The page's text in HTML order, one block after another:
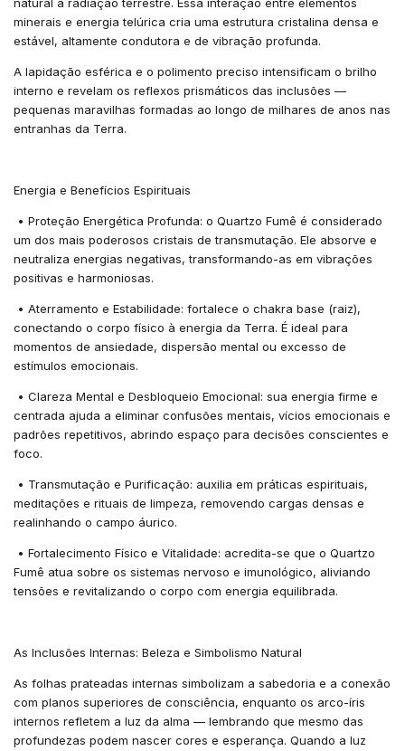
natural à radiação terrestre. Essa interação entre elementos
minerais e energia telúrica cria uma estrutura cristalina densa e
estável, altamente condutora e de vibração profunda.
A lapidação esférica e o polimento preciso intensificam o brilho
interno e revelam os reflexos prismáticos das inclusões —
pequenas maravilhas formadas ao longo de milhares de anos nas
entranhas da Terra.
Energia e Benefícios Espirituais
• Proteção Energética Profunda: o Quartzo Fumê é considerado
um dos mais poderosos cristais de transmutação. Ele absorve e
neutraliza energias negativas, transformando-as em vibrações
positivas e harmoniosas.
• Aterramento e Estabilidade: fortalece o chakra base (raiz),
conectando o corpo físico à energia da Terra. É ideal para
momentos de ansiedade, dispersão mental ou excesso de
estímulos emocionais.
• Clareza Mental e Desbloqueio Emocional: sua energia firme e
centrada ajuda a eliminar confusões mentais, vícios emocionais e
padrões repetitivos, abrindo espaço para decisões conscientes e
foco.
• Transmutação e Purificação: auxilia em práticas espirituais,
meditações e rituais de limpeza, removendo cargas densas e
realinhando o campo áurico.
• Fortalecimento Físico e Vitalidade: acredita-se que o Quartzo
Fumê atua sobre os sistemas nervoso e imunológico, aliviando
tensões e revitalizando o corpo com energia equilibrada.
As Inclusões Internas: Beleza e Simbolismo Natural
As folhas prateadas internas simbolizam a sabedoria e a conexão
com planos superiores de consciência, enquanto os arco-íris
internos refletem a luz da alma — lembrando que mesmo das
profundezas podem nascer cores e esperança. Quando a luz